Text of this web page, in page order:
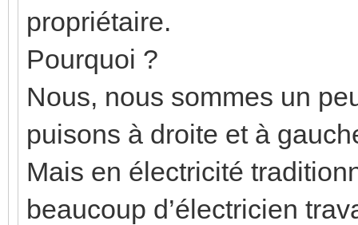
propriétaire.
Pourquoi ?
Nous, nous sommes un
puisons à droite et à
Mais en électricité
beaucoup d’électricien